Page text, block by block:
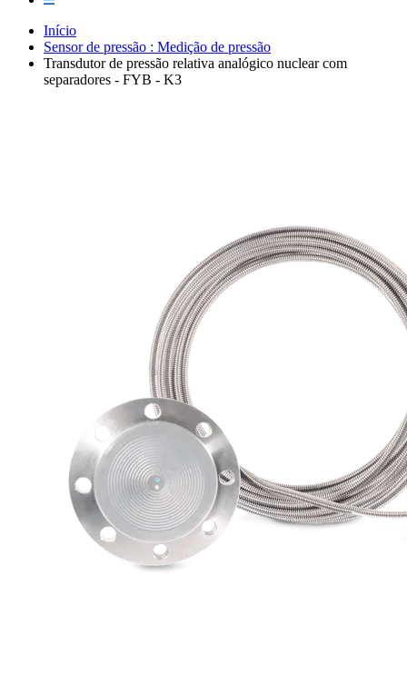
Início
Sensor de pressão : Medição de pressão
Transdutor de pressão relativa analógico nuclear com
separadores - FYB - K3